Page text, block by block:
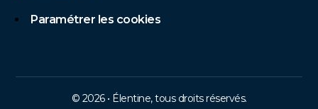
Paramétrer les cookies
© 2026 • Élentine, tous droits réservés.